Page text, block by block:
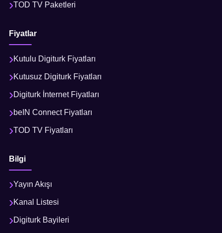
TOD TV Paketleri
Fiyatlar
Kutulu Digiturk Fiyatları
Kutusuz Digiturk Fiyatları
Digiturk İnternet Fiyatları
beIN Connect Fiyatları
TOD TV Fiyatları
Bilgi
Yayın Akışı
Kanal Listesi
Digiturk Bayileri